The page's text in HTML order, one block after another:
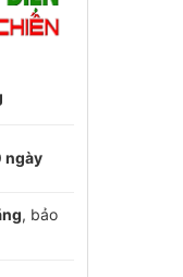
ngày
, bảo